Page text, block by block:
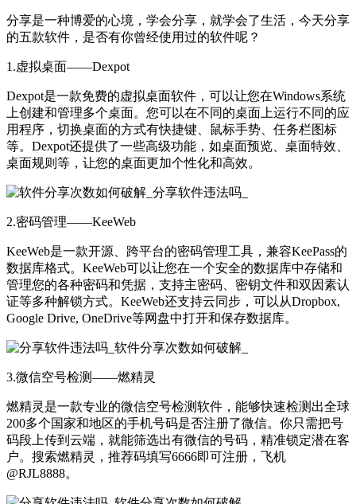
分享是一种博爱的心境，学会分享，就学会了生活，今天分享
的五款软件，是否有你曾经使用过的软件呢？
1.虚拟桌面——Dexpot
Dexpot是一款免费的虚拟桌面软件，可以让您在Windows系统
上创建和管理多个桌面。您可以在不同的桌面上运行不同的应
用程序，切换桌面的方式有快捷键、鼠标手势、任务栏图标
等。Dexpot还提供了一些高级功能，如桌面预览、桌面特效、
桌面规则等，让您的桌面更加个性化和高效。
2.密码管理——KeeWeb
KeeWeb是一款开源、跨平台的密码管理工具，兼容KeePass的
数据库格式。KeeWeb可以让您在一个安全的数据库中存储和
管理您的各种密码和凭据，支持主密码、密钥文件和双因素认
证等多种解锁方式。KeeWeb还支持云同步，可以从Dropbox,
Google Drive, OneDrive等网盘中打开和保存数据库。
3.微信空号检测——燃精灵
燃精灵是一款专业的微信空号检测软件，能够快速检测出全球
200多个国家和地区的手机号码是否注册了微信。你只需把号
码段上传到云端，就能筛选出有微信的号码，精准锁定潜在客
户。搜索燃精灵，推荐码填写6666即可注册，飞机
@RJL8888。